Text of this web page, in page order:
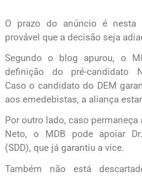
O prazo do anúncio é nesta
provável que a decisão seja
Segundo o blog apurou, o
definição do pré-candidato
Caso o candidato do DEM
aos emedebistas, a aliança
Por outro lado, caso
Neto, o MDB pode apoiar
(SDD), que já garantiu a vice.
Também não está